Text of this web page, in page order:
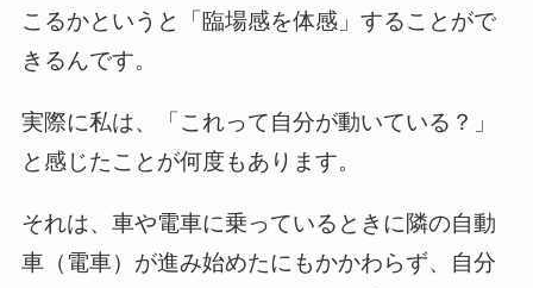
こるかというと「臨場感を体感」することがで
きるんです。
実際に私は、「これって自分が動いている？」
と感じたことが何度もあります。
それは、車や電車に乗っているときに隣の自動
車（電車）が進み始めたにもかかわらず、自分